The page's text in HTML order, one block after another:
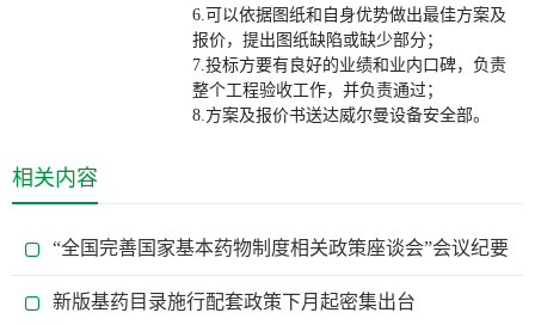
6.可以依据图纸和自身优势做出最佳方案及
报价，提出图纸缺陷或缺少部分；
7.投标方要有良好的业绩和业内口碑，负责
整个工程验收工作，并负责通过；
8.方案及报价书送达威尔曼设备安全部。
相关内容
“全国完善国家基本药物制度相关政策座谈会”会议纪要
新版基药目录施行配套政策下月起密集出台